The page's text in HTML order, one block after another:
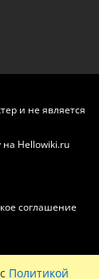
и не является
на Hellowiki.ru
соглашение
Политикой